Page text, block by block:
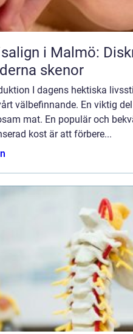
i Malmö:
skenor
I dagens hektiska
välbefinnande. En viktig
mat. En populär och
kost är att förbere...